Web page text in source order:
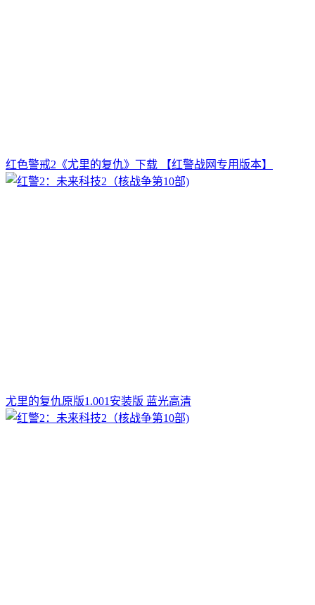
红色警戒2《尤里的复仇》下载 【红警战网专用版本】
尤里的复仇原版1.001安装版 蓝光高清